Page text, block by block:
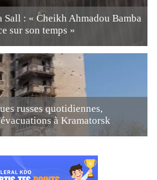
Sall : « Cheikh Ahmadou Bamba
sur son temps »
russes quotidiennes,
à Kramatorsk